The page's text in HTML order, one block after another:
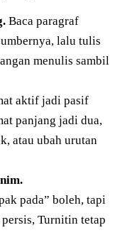
Baca paragraf
lalu tulis
menulis sambil
aktif jadi pasif
panjang jadi dua,
atau ubah urutan
pada” boleh, tapi
Turnitin tetap